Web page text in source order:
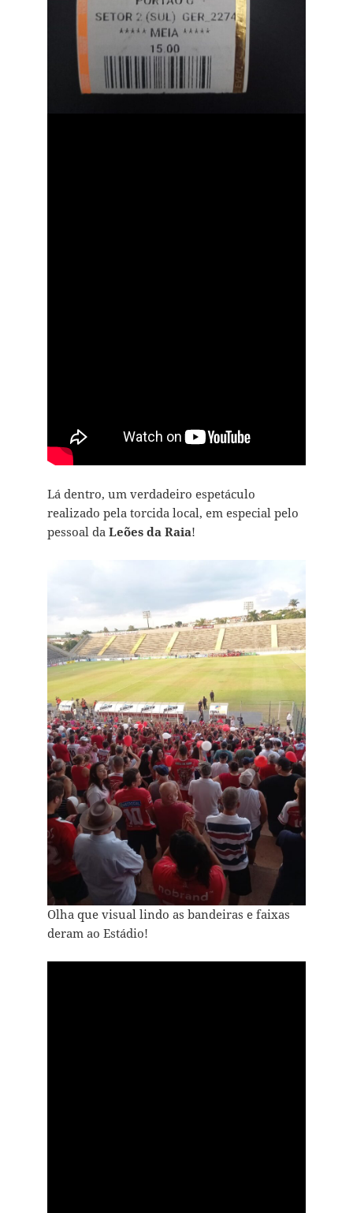
Lá dentro, um verdadeiro espetáculo
realizado pela torcida local, em especial pelo
pessoal daLeões da Raia!
Olha que visual lindo as bandeiras e faixas
deram ao Estádio!